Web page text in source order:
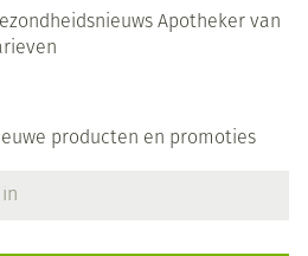
Apotheker van
producten en promoties